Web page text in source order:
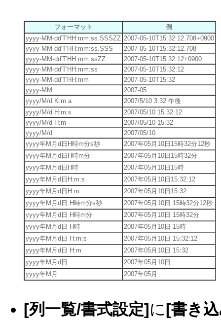
フォーマット
例
yyyy-MM-dd'T'HH:mm:ss.SSSZZ 2007-05-10T15:32:12.708+0900
yyyy-MM-dd'T'HH:mm:ss.SSS
2007-05-10T15:32:12.708
yyyy-MM-dd'T'HH:mm:ssZZ
2007-05-10T15:32:12+0900
yyyy-MM-dd'T'HH:mm:ss
2007-05-10T15:32:12
yyyy-MM-dd'T'HH:mm
2007-05-10T15:32
yyyy-MM
2007-05
yyyy/M/d K:m a
2007/5/10 3:32 午後
yyyy/M/d H:m:s
2007/05/10 15:32:12
yyyy/M/d H:m
2007/05/10 15:32
yyyy/M/d
2007/05/10
yyyy年M月d日H時m分s秒
2007年05月10日15時32分12秒
yyyy年M月d日H時m分
2007年05月10日15時32分
yyyy年M月d日H時
2007年05月10日15時
yyyy年M月d日H:m:s
2007年05月10日15:32:12
yyyy年M月d日H:m
2007年05月10日15:32
yyyy年M月d日 H時m分s秒
2007年05月10日 15時32分12秒
yyyy年M月d日 H時m分
2007年05月10日 15時32分
yyyy年M月d日 H時
2007年05月10日 15時
yyyy年M月d日 H:m:s
2007年05月10日 15:32:12
yyyy年M月d日 H:m
2007年05月10日 15:32
yyyy年M月d日
2007年05月10日
yyyy年M月
2007年05月
[列一覧/書式設定]に[書き